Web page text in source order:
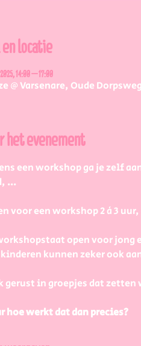
locatie
14:00 – 17:00
@ Varsenare, Oude
het evenement
een workshop ga je zelf
...
voor een workshop 2 à 3
open voor jong
kinderen kunnen zeker ook
gerust in groepjes dat
hoe werkt dat dan precies?